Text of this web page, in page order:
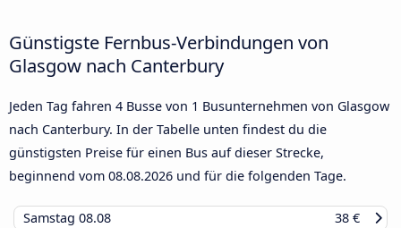
Günstigste Fernbus-Verbindungen von
Glasgow nach Canterbury
Jeden Tag fahren 4 Busse von 1 Busunternehmen von Glasgow
nach Canterbury. In der Tabelle unten findest du die
günstigsten Preise für einen Bus auf dieser Strecke,
beginnend vom 08.08.2026 und für die folgenden Tage.
Samstag 08.08
38 €